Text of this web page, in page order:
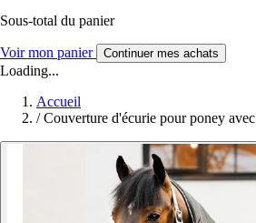
Sous-total du panier
Voir mon panier Continuer mes achats
Loading...
Accueil
/ Couverture d'écurie pour poney